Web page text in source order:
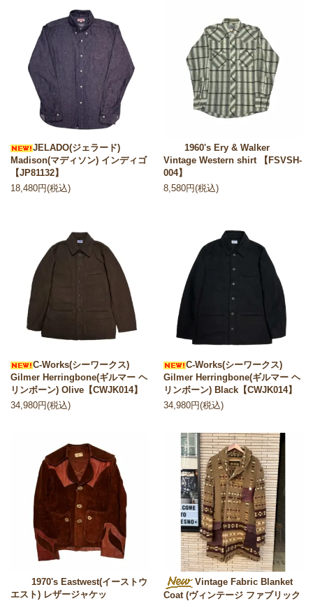
JELADO(ジェラード)
Madison(マディソン) インディゴ
【JP81132】
18,480円(税込)
1960's Ery & Walker
Vintage Western shirt 【FSVSH-
004】
8,580円(税込)
C-Works(シーワークス)
Gilmer Herringbone(ギルマー ヘ
リンボーン) Olive【CWJK014】
34,980円(税込)
C-Works(シーワークス)
Gilmer Herringbone(ギルマー ヘ
リンボーン) Black【CWJK014】
34,980円(税込)
1970's Eastwest(イーストウ
エスト) レザージャケッ
Vintage Fabric Blanket
Coat (ヴィンテージ ファブリック